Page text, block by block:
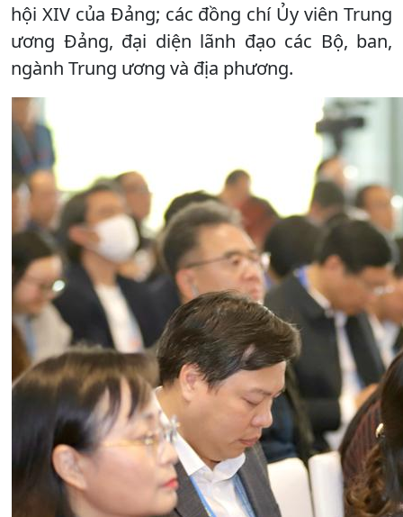
hội XIV của Đảng; các đồng chí Ủy viên Trung
ương Đảng, đại diện lãnh đạo các Bộ, ban,
ngành Trung ương và địa phương.